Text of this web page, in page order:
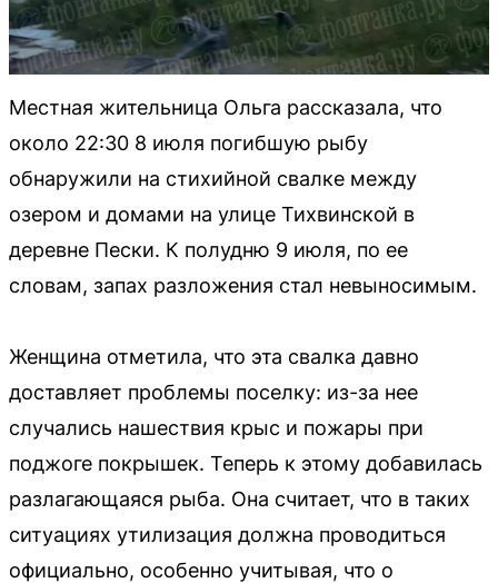
Местная жительница Ольга рассказала, что
около 22:30 8 июля погибшую рыбу
обнаружили на стихийной свалке между
озером и домами на улице Тихвинской в
деревне Пески. К полудню 9 июля, по ее
словам, запах разложения стал невыносимым.
Женщина отметила, что эта свалка давно
доставляет проблемы поселку: из-за нее
случались нашествия крыс и пожары при
поджоге покрышек. Теперь к этому добавилась
разлагающаяся рыба. Она считает, что в таких
ситуациях утилизация должна проводиться
официально, особенно учитывая, что о